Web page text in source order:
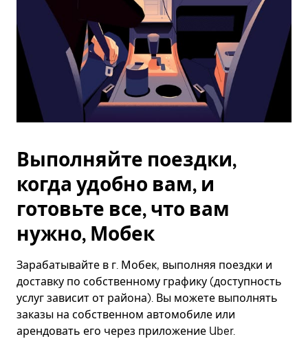
Выполняйте поездки,
когда удобно вам, и
готовьте все, что вам
нужно, Мобек
Зарабатывайте в г. Мобек, выполняя поездки и
доставку по собственному графику (доступность
услуг зависит от района). Вы можете выполнять
заказы на собственном автомобиле или
арендовать его через приложение Uber.